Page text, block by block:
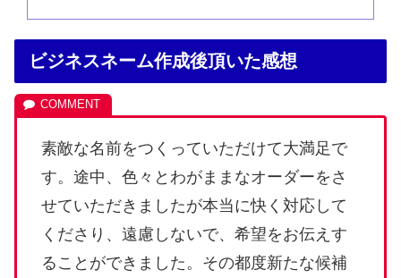
ビジネスネーム作成後頂いた感想
素敵な名前をつくっていただけて大満足で
す。途中、色々とわがままなオーダーをさ
せていただきましたが本当に快く対応して
くださり、遠慮しないで、希望をお伝えす
ることができました。その都度新たな候補